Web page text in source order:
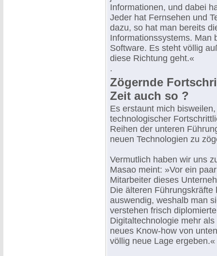
Informationen, und dabei
Jeder hat Fernsehen und
dazu, so hat man bereits
Informationssystems. Man
Software. Es steht völlig
diese Richtung geht.«
.
Zögernde
Zeit auch so ?
Es erstaunt mich
technologischer
Reihen der unteren
neuen Technologien zu
Vermutlich haben wir uns
Masao meint: »Vor ein
Mitarbeiter dieses
Die älteren
auswendig, weshalb man
verstehen frisch
Digitaltechnologie mehr
neues Know-how von
völlig neue Lage ergeben.«